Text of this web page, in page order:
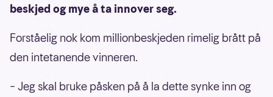
beskjed og mye å ta innover seg.
Forståelig nok kom millionbeskjeden rimelig brått på
den intetanende vinneren.
– Jeg skal bruke påsken på å la dette synke inn og